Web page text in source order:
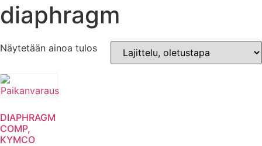
diaphragm
Näytetään ainoa tulos
DIAPHRAGM
COMP,
KYMCO